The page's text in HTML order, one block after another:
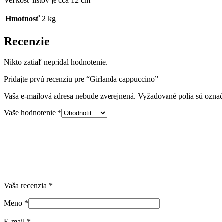
Hmotnosť 2 kg
Recenzie
Nikto zatiaľ nepridal hodnotenie.
Pridajte prvú recenziu pre “Girlanda cappuccino”
Vaša e-mailová adresa nebude zverejnená. Vyžadované polia sú
Vaše hodnotenie *
Vaša recenzia *
Meno *